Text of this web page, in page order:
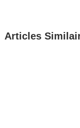
Articles